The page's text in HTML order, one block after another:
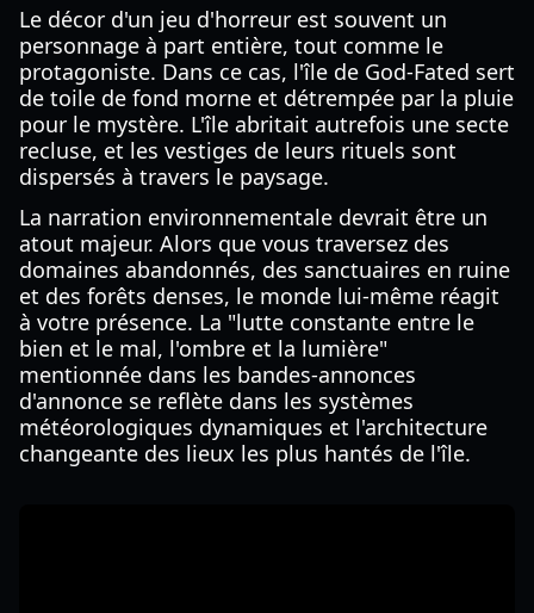
Le décor d'un jeu d'horreur est souvent un
personnage à part entière, tout comme le
protagoniste. Dans ce cas, l'île de God-Fated sert
de toile de fond morne et détrempée par la pluie
pour le mystère. L'île abritait autrefois une secte
recluse, et les vestiges de leurs rituels sont
dispersés à travers le paysage.
La narration environnementale devrait être un
atout majeur. Alors que vous traversez des
domaines abandonnés, des sanctuaires en ruine
et des forêts denses, le monde lui-même réagit
à votre présence. La "lutte constante entre le
bien et le mal, l'ombre et la lumière"
mentionnée dans les bandes-annonces
d'annonce se reflète dans les systèmes
météorologiques dynamiques et l'architecture
changeante des lieux les plus hantés de l'île.